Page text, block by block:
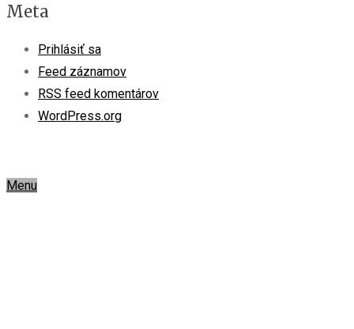
Meta
Prihlásiť sa
Feed záznamov
RSS feed komentárov
WordPress.org
Menu